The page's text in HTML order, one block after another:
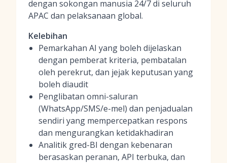
dengan sokongan manusia 24/7 di seluruh
APAC dan pelaksanaan global.
Kelebihan
Pemarkahan AI yang boleh dijelaskan
dengan pemberat kriteria, pembatalan
oleh perekrut, dan jejak keputusan yang
boleh diaudit
Penglibatan omni-saluran
(WhatsApp/SMS/e-mel) dan penjadualan
sendiri yang mempercepatkan respons
dan mengurangkan ketidakhadiran
Analitik gred-BI dengan kebenaran
berasaskan peranan, API terbuka, dan